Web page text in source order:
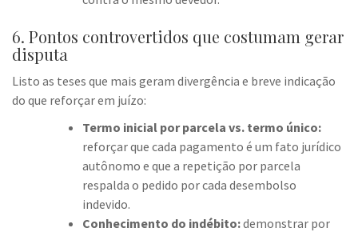
6. Pontos controvertidos que costumam gerar
disputa
Listo as teses que mais geram divergência e breve indicação
do que reforçar em juízo:
Termo inicial por parcela vs. termo único:
reforçar que cada pagamento é um fato jurídico
autônomo e que a repetição por parcela
respalda o pedido por cada desembolso
indevido.
Conhecimento do indébito:demonstrar por